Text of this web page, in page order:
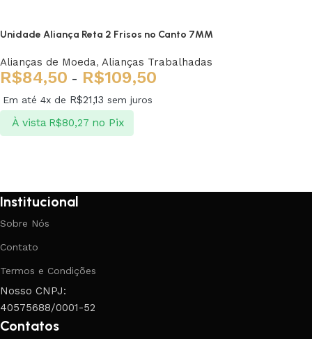
Unidade Aliança Reta 2 Frisos no Canto 7MM
Alianças de Moeda, Alianças Trabalhadas
R$84,50 - R$109,50
Em até 4x de R$21,13 sem juros
À vista R$80,27 no Pix
Institucional
Sobre Nós
Contato
Termos e Condições
Nosso CNPJ:
40575688/0001-52
Contatos